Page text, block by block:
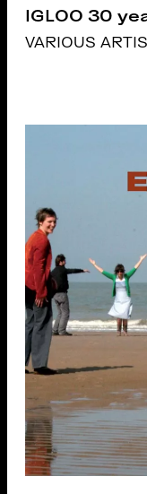
IGLOO 30
VARIOUS